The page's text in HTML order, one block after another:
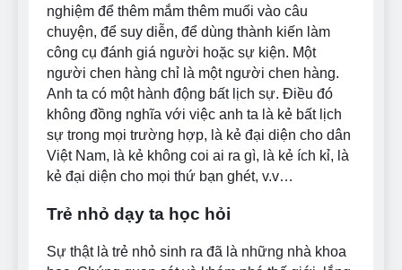
nghiệm để thêm mắm thêm muối vào câu
chuyện, để suy diễn, để dùng thành kiến làm
công cụ đánh giá người hoặc sự kiện. Một
người chen hàng chỉ là một người chen hàng.
Anh ta có một hành động bất lịch sự. Điều đó
không đồng nghĩa với việc anh ta là kẻ bất lịch
sự trong mọi trường hợp, là kẻ đại diện cho dân
Việt Nam, là kẻ không coi ai ra gì, là kẻ ích kỉ, là
kẻ đại diện cho mọi thứ bạn ghét, v.v…
Trẻ nhỏ dạy ta học hỏi
Sự thật là trẻ nhỏ sinh ra đã là những nhà khoa